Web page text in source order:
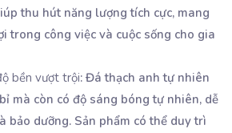
thu hút năng lượng tích cực, mang
trong công việc và cuộc sống cho gia
bền vượt trội: Đá thạch anh tự nhiên
mà còn có độ sáng bóng tự nhiên, dễ
bảo dưỡng. Sản phẩm có thể duy trì